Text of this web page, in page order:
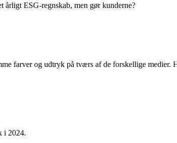
årligt ESG-regnskab, men gør kunderne?
farver og udtryk på tværs af de forskellige
i 2024.